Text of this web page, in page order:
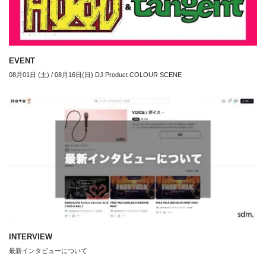
EVENT
08月01日 (土) / 08月16日(日) DJ Product COLOUR SCENE
INTERVIEW
最新インタビューについて